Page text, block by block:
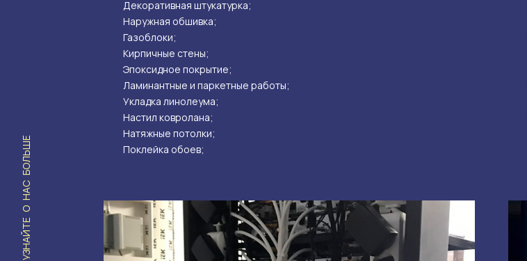
УЗНАЙТЕ О НАС БОЛЬШЕ
Декоративная штукатурка;
Наружная обшивка;
Газоблоки;
Кирпичные стены;
Эпоксидное покрытие;
Ламинантные и паркетные работы;
Укладка линолеума;
Настил ковролана;
Натяжные потолки;
Поклейка обоев;